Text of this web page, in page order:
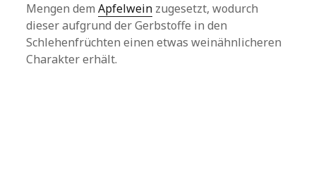
Mengen demApfelwein zugesetzt, wodurch
dieser aufgrund der Gerbstoffe in den
Schlehenfrüchten einen etwas weinähnlicheren
Charakter erhält.